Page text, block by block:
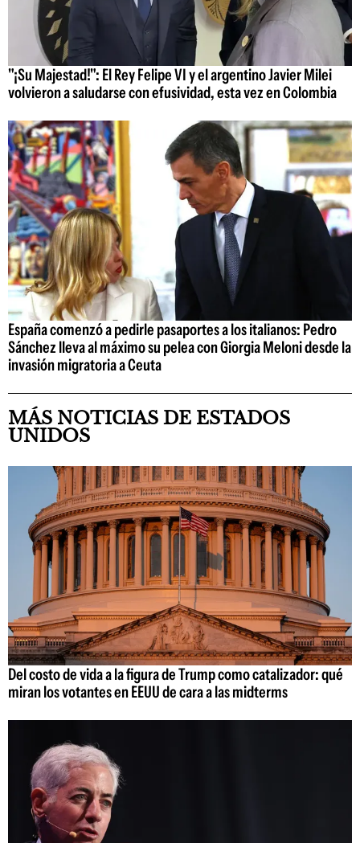
"¡Su Majestad!": El Rey Felipe VI y el argentino Javier Milei
volvieron a saludarse con efusividad, esta vez en Colombia
España comenzó a pedirle pasaportes a los italianos: Pedro
Sánchez lleva al máximo su pelea con Giorgia Meloni desde la
invasión migratoria a Ceuta
MÁS NOTICIAS DE ESTADOS
UNIDOS
Del costo de vida a la figura de Trump como catalizador: qué
miran los votantes en EEUU de cara a las midterms